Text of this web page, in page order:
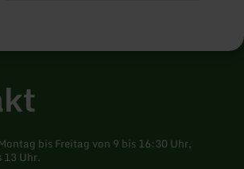
bis Freitag von 9 bis 16:30 Uhr,
13 Uhr.